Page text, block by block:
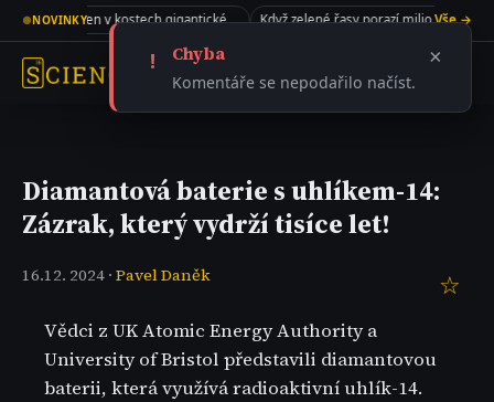
●NOVINKY Kolagen v kostech gigantického sauropoda Když zelené řasy porazí miliony dolarů Vše →
Diamantová baterie s uhlíkem-14:
Zázrak, který vydrží tisíce let!
16.12. 2024 · Pavel Daněk ☆
Vědci z UK Atomic Energy Authority a
University of Bristol představili diamantovou
baterii, která využívá radioaktivní uhlík-14.
! Chyba
Komentáře se nepodařilo načíst.
×